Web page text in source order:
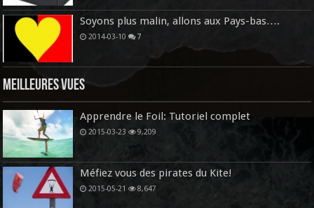
Soyons plus malin, allons aux Pays-bas….
2014-03-10 7
Meilleures vues
Apprendre le Foil: Tutoriel complet
2015-03-23 9,209
Méfiez vous des pirates du Kite!
2015-05-21 8,647